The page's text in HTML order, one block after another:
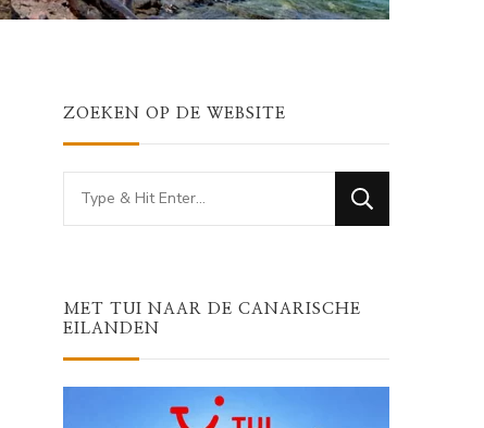
ZOEKEN OP DE WEBSITE
Looking
for
MET TUI NAAR DE CANARISCHE
EILANDEN